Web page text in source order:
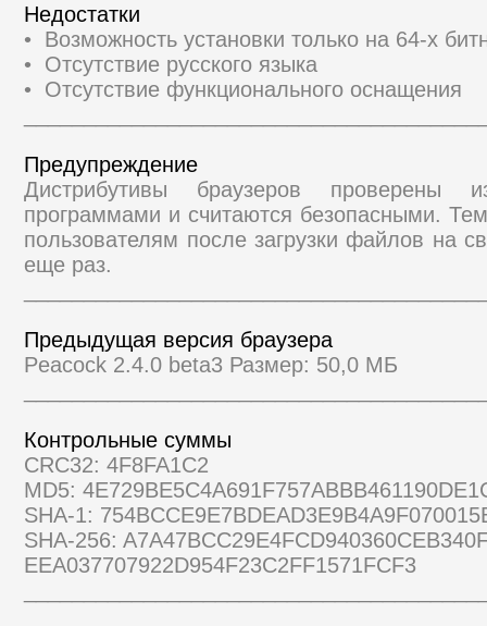
Недостатки
• Возможность установки только на 64-х
• Отсутствие русского языка
• Отсутствие функционального оснащения
Предупреждение
Дистрибутивы браузеров проверены
программами и считаются безопасными.
пользователям после загрузки файлов на
еще раз.
Предыдущая версия браузера
Peacock 2.4.0 beta3 Размер: 50,0 МБ
Контрольные суммы
CRC32: 4F8FA1C2
MD5:
SHA-1:
SHA-256:
EEA037707922D954F23C2FF1571FCF3